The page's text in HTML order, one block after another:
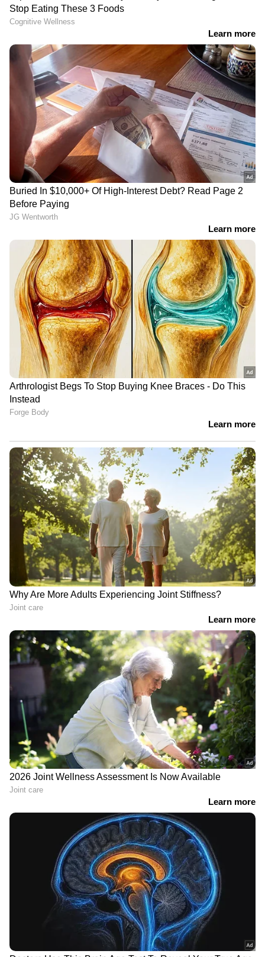
വിക്ടോറിസിലെ കിഴിവ്
മെയ് മാസത്തിൽ വിക്ടോറിസിന് ആകെ 70,000
രൂപ വരെ കിഴിവ് ലഭിക്കുന്നു. മിഡ്-സൈസ്
എസ്‌യുവി വിഭാഗത്തിൽ പെടുന്ന ഇത്
ഹ്യുണ്ടായി ക്രെറ്റ, കിയ സെൽറ്റോസ്, ഹോണ്ട
എലിവേറ്റ്, റെനോ ഡസ്റ്റർ തുടങ്ങിയ
വാഹനങ്ങളുമായി മത്സരിക്കുന്നു. ഈ
എസ്‌യുവിയുടെ എക്സ്-ഷോറൂം വില 10.50
ലക്ഷം മുതൽ 19.99 ലക്ഷം വരെയാണ് .
പെട്രോൾ, സ്ട്രോങ് ഹൈബ്രിഡ്, സിഎൻജി
ഓപ്ഷനുകളിൽ ഇത് ലഭ്യമാണ്. തങ്ങളുടെ
സ്ട്രോങ് ഹൈബ്രിഡ് മോഡലിന് ലിറ്ററിന് 28.65
കിലോമീറ്റർ വരെ മൈലേജ് നൽകാൻ
കഴിയുമെന്ന് കമ്പനി അവകാശപ്പെടുന്നു.
പരുക്കൻ റോഡുകളിൽ ഡ്രൈവിംഗ്
എളുപ്പമാക്കുന്ന ALLGRIP സെലക്ട് 4×4
സിസ്റ്റവും എസ്‌യുവിയിൽ ഉണ്ട്.
ഗ്രാൻഡ് വിറ്റാര ഹൈബ്രിഡ് വാങ്ങുമ്പോൾ
ഗ്രാൻഡ് വിറ്റാരയുടെ ഹൈബ്രിഡ് വേരിയന്റിൽ
കമ്പനി ഗണ്യമായ ആനുകൂല്യങ്ങൾ വാഗ്ദാനം
ചെയ്യുന്നു. ഹൈബ്രിഡ് മോഡൽ വാങ്ങുന്ന
ഉപഭോക്താക്കൾക്ക് 1.85 ലക്ഷം വരെയുള്ള
റോഡ് നികുതി ഒഴിവാക്കപ്പെടും. 90,000
വരെയുള്ള അധിക ഓഫറുകളും അഞ്ച്
വർഷത്തെ സൗജന്യ എക്സ്റ്റൻഡഡ്
വാറണ്ടിയും ഉണ്ട്. ഗ്രാൻഡ് വിറ്റാരയുടെ
എക്സ്-ഷോറൂം വില ₹10.76 ലക്ഷം മുതൽ 19.72
ലക്ഷം വരെയാണ്. ക്രെറ്റ, സെൽറ്റോസ്
എന്നിവയുമായും ഈ എസ്‌യുവി മത്സരിക്കുന്നു.
പെട്രോൾ, സ്ട്രോങ്ങ് ഹൈബ്രിഡ്, സിഎൻജി
പവർട്രെയിൻ ഓപ്ഷനുകൾ ഇതിൽ ലഭ്യമാണ്.
മെച്ചപ്പെട്ട മൈലേജിനും കുറഞ്ഞ ഇന്ധന
ഉപഭോഗത്തിനും പേരുകേട്ടതാണ് ഹൈബ്രിഡ്
മോഡൽ.
ഇൻവിക്ടോയിലെ കിഴിവ്
ഈ മാസം ഏറ്റവും ലാഭകരമായ കാറായി
ഇൻവിക്ടോ മാറി. ഈ എംപിവിക്ക് ആകെ 2.15
ലക്ഷം രൂപ വരെ കിഴിവ് വാഗ്ദാനം ചെയ്യുന്നു.
ഇൻവിക്ടോയുടെ പ്രാരംഭ വില 24.97 ലക്ഷം
രൂപയും അതിന്റെ ഉയർന്ന മോഡൽ 28.60
ലക്ഷം രൂപ വരെയുമാണ്. ഇന്നോവ
ഹൈക്രോസിന്റെ റീബാഡ്ജ് ചെയ്ത
പതിപ്പാണിത്. ശക്തമായ ഹൈബ്രിഡ്
സംവിധാനമുള്ള 2.0 ലിറ്റർ പെട്രോൾ
എഞ്ചിനുമായാണ് ഈ എംപിവി വരുന്നത്. ഈ
സജ്ജീകരണം മൊത്തം 184 എച്ച്പി പവർ
ഉത്പാദിപ്പിക്കുന്നു. കമ്പനി ഇതിൽ ഇ-ഡ്രൈവ്